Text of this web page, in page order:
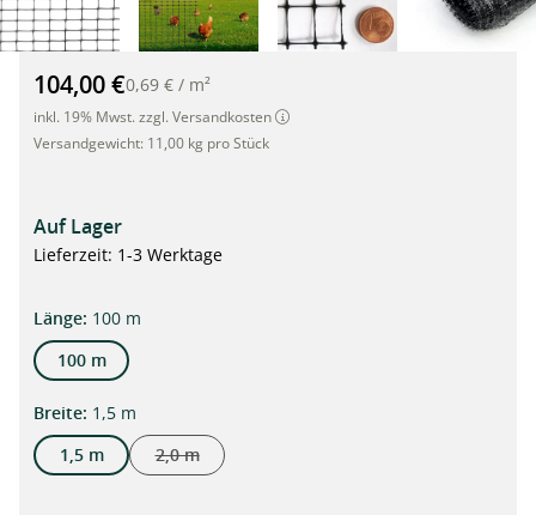
Gartennetz, Geflügelzaun 15 x 22mm, "S", 1.5 x 100m,
104,00 €0,69 € / m²
inkl. 19% Mwst. zzgl. Versandkosten
Versandgewicht: 11,00 kg pro Stück
Auf Lager
Lieferzeit: 1-3 Werktage
Längeauswählen
: 100 m
100 m
Breiteauswählen
: 1,5 m
1,5 m
2,0 m
(Diese Option ist zurzeit nicht verfügbar.)